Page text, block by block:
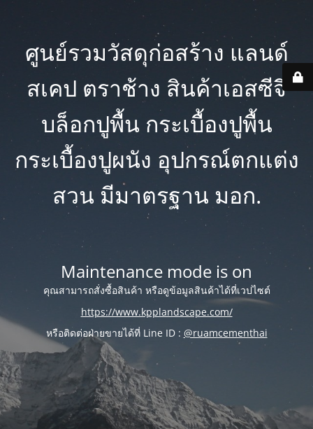
ศูนย์รวมวัสดุก่อสร้าง แลนด์
สเคป ตราช้าง สินค้าเอสซีจี
บล็อกปูพื้น กระเบื้องปูพื้น
กระเบื้องปูผนัง อุปกรณ์ตกแต่ง
สวน มีมาตรฐาน มอก.
Maintenance mode is on
คุณสามารถสั่งซื้อสินค้า หรือดูข้อมูลสินค้าได้ที่เวปไซต์
https://www.kpplandscape.com/
หรือติดต่อฝ่ายขายได้ที่ Line ID : @ruamcementhai